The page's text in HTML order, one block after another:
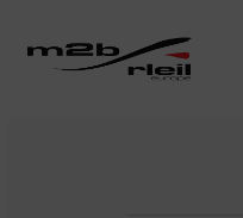
content